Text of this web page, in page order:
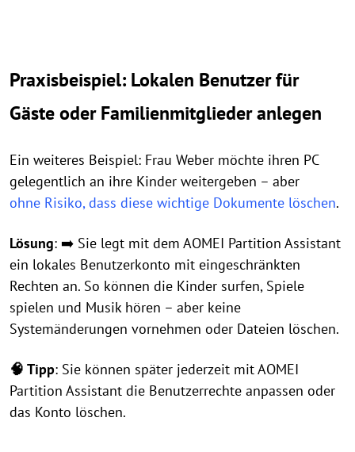
Praxisbeispiel: Lokalen Benutzer für
Gäste oder Familienmitglieder anlegen
Ein weiteres Beispiel: Frau Weber möchte ihren PC
gelegentlich an ihre Kinder weitergeben – aber
ohne Risiko, dass diese wichtige Dokumente löschen.
Lösung: ➡️ Sie legt mit dem AOMEI Partition Assistant
ein lokales Benutzerkonto mit eingeschränkten
Rechten an. So können die Kinder surfen, Spiele
spielen und Musik hören – aber keine
Systemänderungen vornehmen oder Dateien löschen.
🧠 Tipp: Sie können später jederzeit mit AOMEI
Partition Assistant die Benutzerrechte anpassen oder
das Konto löschen.